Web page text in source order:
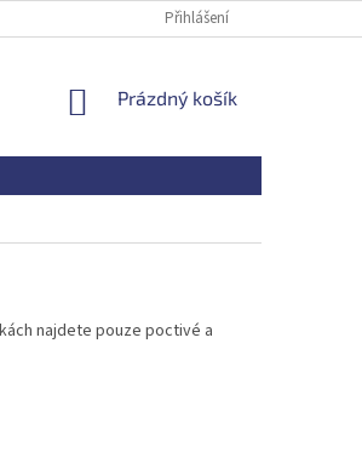
SOCIÁLNÍHO PODNIKUPřihlášení
NÁKUPNÍ
Prázdný košík
najdete pouze poctivé a